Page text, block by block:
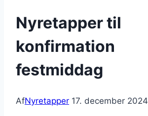
Nyretapper til
konfirmation
festmiddag
AfNyretapper 17. december 2024